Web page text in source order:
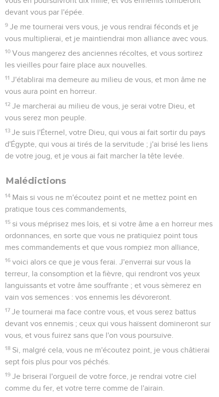
devant vous par l'épée.
9 Je me tournerai vers vous, je vous rendrai féconds et je
vous multiplierai, et je maintiendrai mon alliance avec vous.
10 Vous mangerez des anciennes récoltes, et vous sortirez
les vieilles pour faire place aux nouvelles.
11 J'établirai ma demeure au milieu de vous, et mon âme ne
vous aura point en horreur.
12 Je marcherai au milieu de vous, je serai votre Dieu, et
vous serez mon peuple.
13 Je suis l'Éternel, votre Dieu, qui vous ai fait sortir du pays
d'Égypte, qui vous ai tirés de la servitude ; j'ai brisé les liens
de votre joug, et je vous ai fait marcher la tête levée.
Malédictions
14 Mais si vous ne m'écoutez point et ne mettez point en
pratique tous ces commandements,
15 si vous méprisez mes lois, et si votre âme a en horreur mes
ordonnances, en sorte que vous ne pratiquiez point tous
mes commandements et que vous rompiez mon alliance,
16 voici alors ce que je vous ferai. J'enverrai sur vous la
terreur, la consomption et la fièvre, qui rendront vos yeux
languissants et votre âme souffrante ; et vous sèmerez en
vain vos semences : vos ennemis les dévoreront.
17 Je tournerai ma face contre vous, et vous serez battus
devant vos ennemis ; ceux qui vous haïssent domineront sur
vous, et vous fuirez sans que l'on vous poursuive.
18 Si, malgré cela, vous ne m'écoutez point, je vous châtierai
sept fois plus pour vos péchés.
19 Je briserai l'orgueil de votre force, je rendrai votre ciel
comme du fer, et votre terre comme de l'airain.